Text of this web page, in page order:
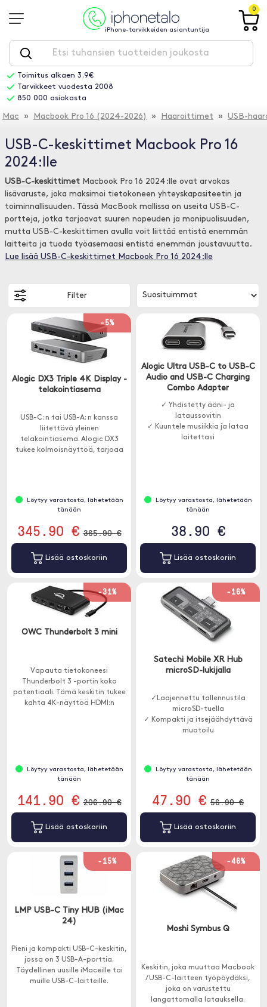
iPhone-tarvikkeiden asiantuntija
0
Toimitus alkaen 3.9€
Tarvikkeet vuodesta 2008
850 000 asiakasta
Mac » Macbook Pro 16 (2024-2026) » Haaroittimet » USB-
USB-C-keskittimet Macbook Pro 16
2024:lle
USB-C-keskittimet Macbook Pro 16 2024:lle ovat arvokas
lisävaruste, joka maksimoi tietokoneen yhteyskapasiteetin ja
toiminnallisuuden. Tässä MacBook mallissa on useita USB-C-
portteja, jotka tarjoavat suuren nopeuden ja monipuolisuuden,
mutta USB-C-keskittimen avulla voit liittää entistä enemmän
laitteita ja tuoda työasemaasi entistä enemmän joustavuutta.
Lue lisää USB-C-keskittimet Macbook Pro 16 2024:lle
Filter
-5%
Alogic DX3 Triple 4K Display -
telakointiasema
USB-C: n tai USB-A: n kanssa
liitettävä yleinen
telakointiasema. Alogic DX3
tukee kolmoisnäyttöä, tarjoaa
Löytyy varastosta, lähetetään
tänään
345.90 € 365.90 €
Lisää ostoskoriin
Alogic Ultra USB-C to USB-C
Audio and USB-C Charging
Combo Adapter
✓ Yhdistetty ääni- ja
lataussovitin
✓ Kuuntele musiikkia ja lataa
laitettasi
Löytyy varastosta, lähetetään
tänään
38.90 €
Lisää ostoskoriin
-31%
OWC Thunderbolt 3 mini
Vapauta tietokoneesi
Thunderbolt 3 -portin koko
potentiaali. Tämä keskitin tukee
kahta 4K-näyttöä HDMI:n
Löytyy varastosta, lähetetään
tänään
141.90 € 206.90 €
Lisää ostoskoriin
-16%
Satechi Mobile XR Hub
microSD-lukijalla
✓Laajennettu tallennustila
microSD-tuella
✓ Kompakti ja itsejäähdyttävä
muotoilu
Löytyy varastosta, lähetetään
tänään
47.90 € 56.90 €
Lisää ostoskoriin
-15%
LMP USB-C Tiny HUB (iMac
24)
Pieni ja kompakti USB-C-keskitin,
jossa on 3 USB-A-porttia.
Täydellinen uusille iMaceille tai
muille USB-C-laitteille.
-46%
Moshi Symbus Q
Keskitin, joka muuttaa Macbook
/ USB-C-laitteen työpöydäksi,
joka on varustettu
langattomalla latauksella.